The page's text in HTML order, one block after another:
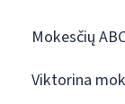
Mokesčių
Viktorina